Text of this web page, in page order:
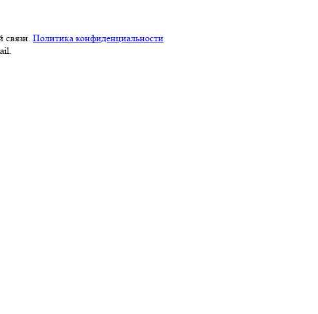
связи. Политика конфиденциальности